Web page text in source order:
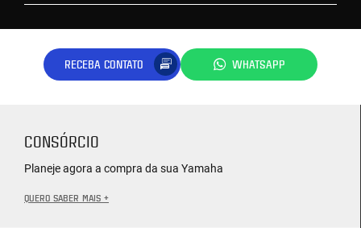
RECEBA CONTATO WHATSAPP
CONSÓRCIO
Planeje agora a compra da sua Yamaha
QUERO SABER MAIS +